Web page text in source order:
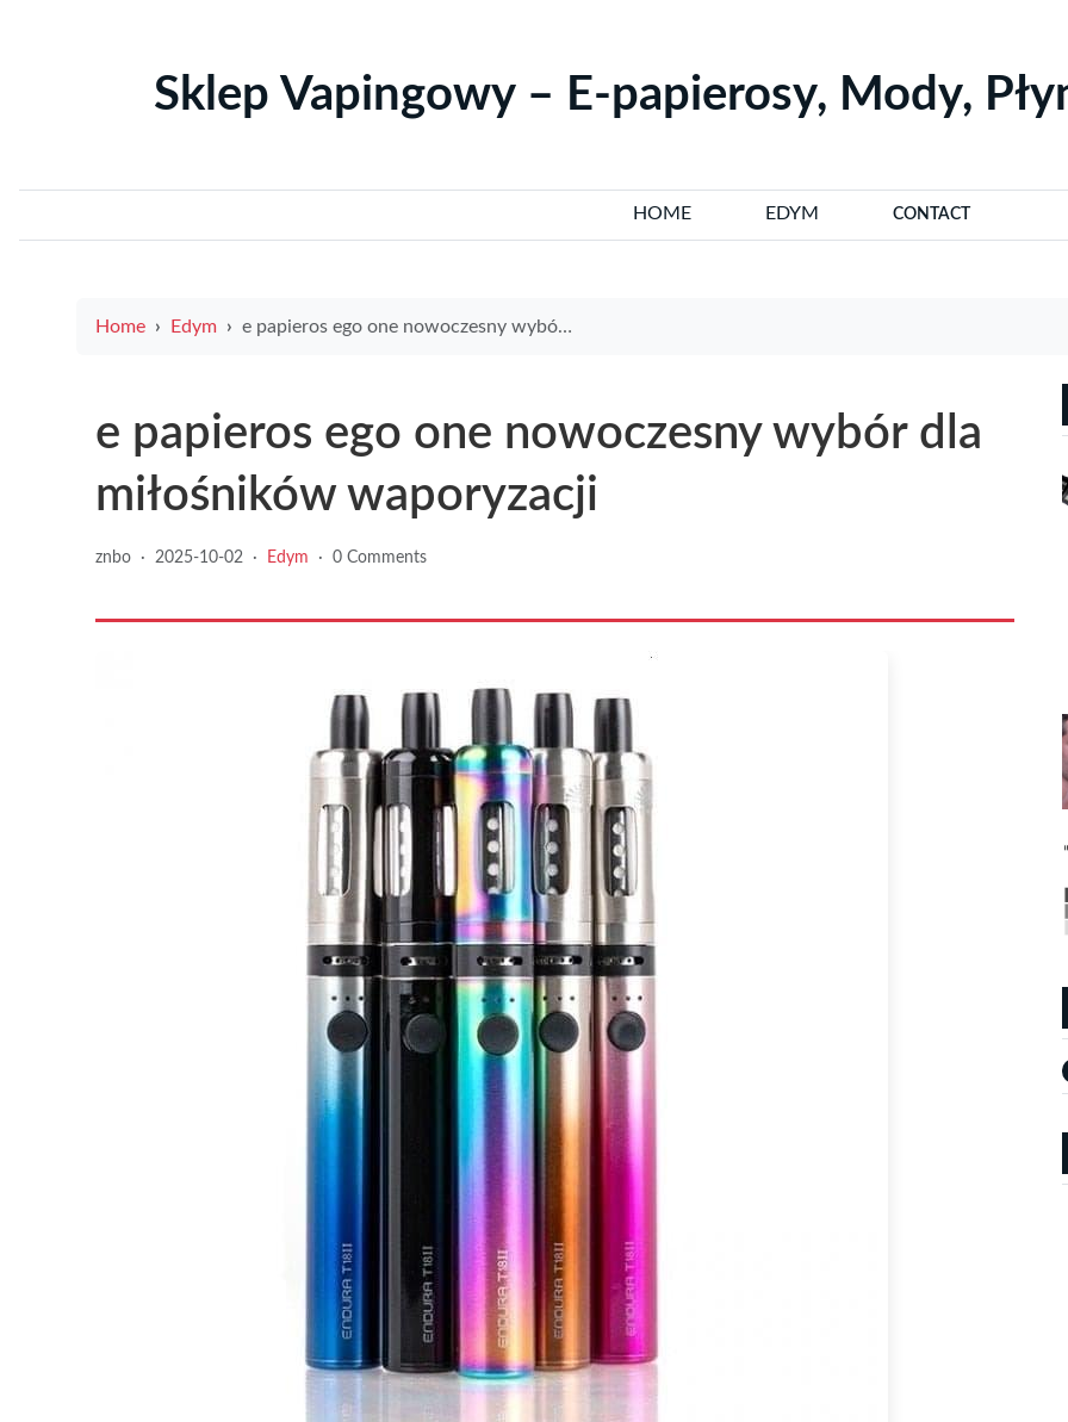
Sklep Vapingowy – E-papierosy, Mody,
HOME EDYM CONTACT
Home Edym e papieros ego one nowoczesny wybór dla miłośników waporyzacji
e papieros ego one nowoczesny wybór dla
miłośników waporyzacji
znbo · 2025-10-02 · Edym · 0 Comments